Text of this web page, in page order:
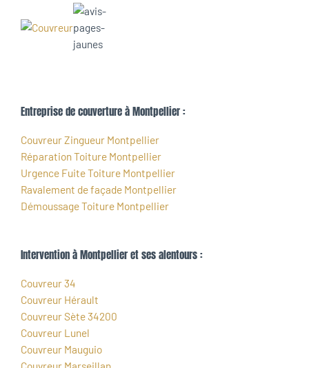
Entreprise de couverture à Montpellier :
Couvreur Zingueur Montpellier
Réparation Toiture Montpellier
Urgence Fuite Toiture Montpellier
Ravalement de façade Montpellier
Démoussage Toiture Montpellier
Intervention à Montpellier et ses alentours :
Couvreur 34
Couvreur Hérault
Couvreur Sète 34200
Couvreur Lunel
Couvreur Mauguio